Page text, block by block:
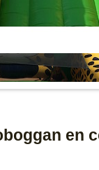
en